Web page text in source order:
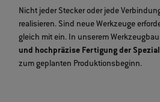
Nicht jeder Stecker oder jede
realisieren. Sind neue Werkzeuge
gleich mit ein. In unserem
und hochpräzise Fertigung der
zum geplanten Produktionsbeginn.